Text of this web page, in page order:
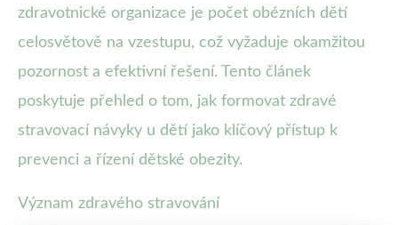
zdravotnické organizace je počet obézních dětí
celosvětově na vzestupu, což vyžaduje okamžitou
pozornost a efektivní řešení. Tento článek
poskytuje přehled o tom, jak formovat zdravé
stravovací návyky u dětí jako klíčový přístup k
prevenci a řízení dětské obezity.
Význam zdravého stravování